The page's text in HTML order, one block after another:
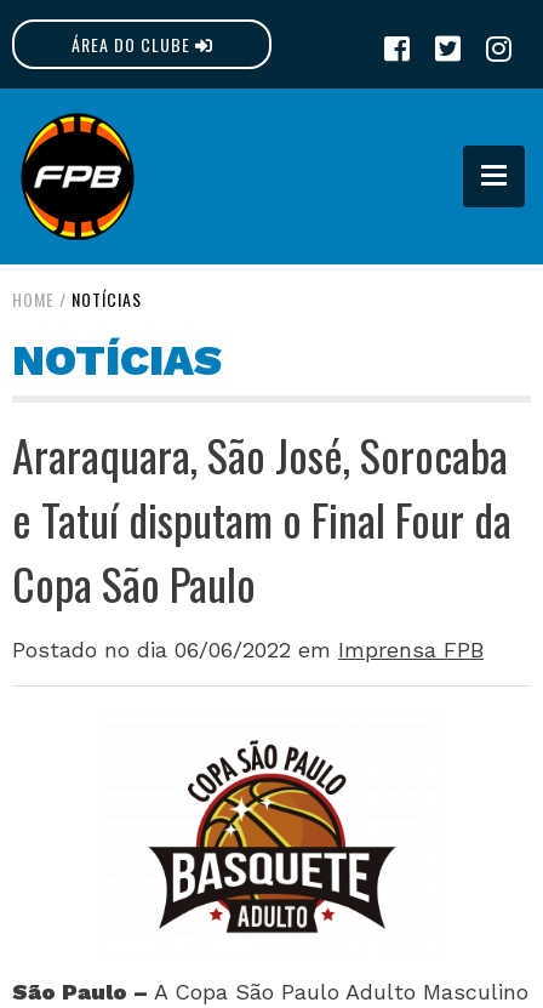
ÁREA DO CLUBE
FPB
HOME / NOTÍCIAS
NOTÍCIAS
Araraquara, São José, Sorocaba
e Tatuí disputam o Final Four da
Copa São Paulo
Postado no dia 06/06/2022 em Imprensa FPB
São Paulo – A Copa São Paulo Adulto Masculino